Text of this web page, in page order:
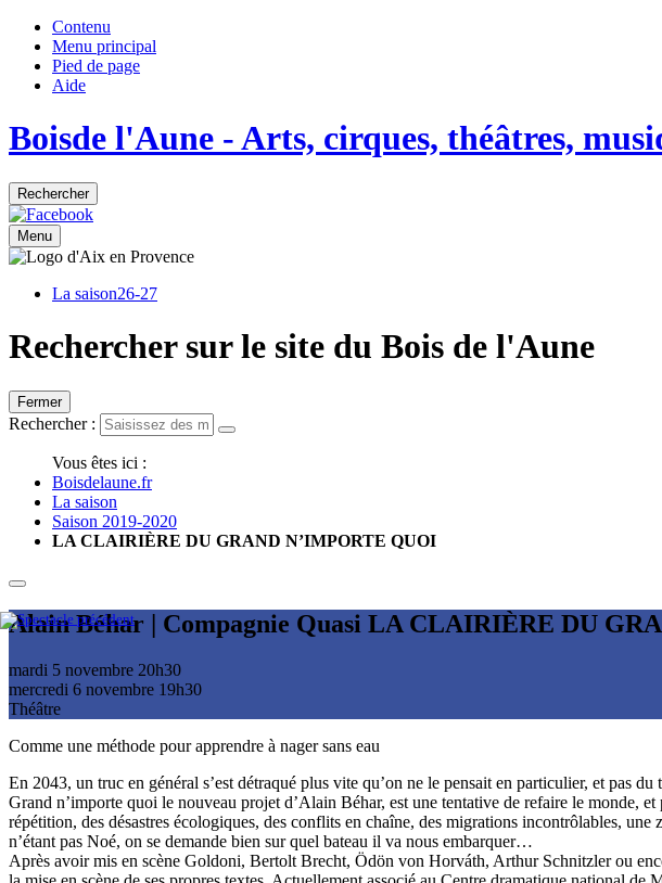
Contenu
Menu principal
Pied de page
Aide
Boisde l'Aune - Arts, cirques, théâtres,
Rechercher
Menu
La saison26-27
Rechercher sur le site du Bois de l'Aune
Fermer
Rechercher :
Vous êtes ici :
Boisdelaune.fr
La saison
Saison 2019-2020
LA CLAIRIÈRE DU GRAND N’IMPORTE QUOI
Alain Béhar | Compagnie Quasi LA CLAIRIÈRE DU
mardi 5 novembre 20h30
mercredi 6 novembre 19h30
Théâtre
Comme une méthode pour apprendre à nager sans eau
En 2043, un truc en général s’est détraqué plus vite qu’on ne le pensait en particulier, et pas
Grand n’importe quoi le nouveau projet d’Alain Béhar, est une tentative de refaire le monde,
répétition, des désastres écologiques, des conflits en chaîne, des migrations incontrôlables,
n’étant pas Noé, on se demande bien sur quel bateau il va nous embarquer…
Après avoir mis en scène Goldoni, Bertolt Brecht, Ödön von Horváth, Arthur Schnitzler ou